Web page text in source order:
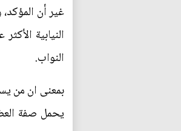
النيابية
النواب.
بمعنى ان من
يحمل صفة